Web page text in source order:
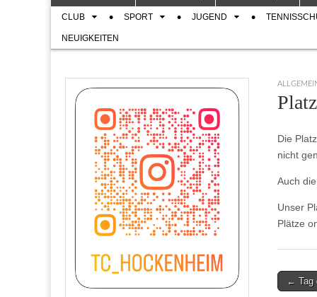
menu
content
SubCLUB SPORT JUGEND
NEUIGKEITEN
Die
nicht
Auch
Unser
Plätze
Post← Tag